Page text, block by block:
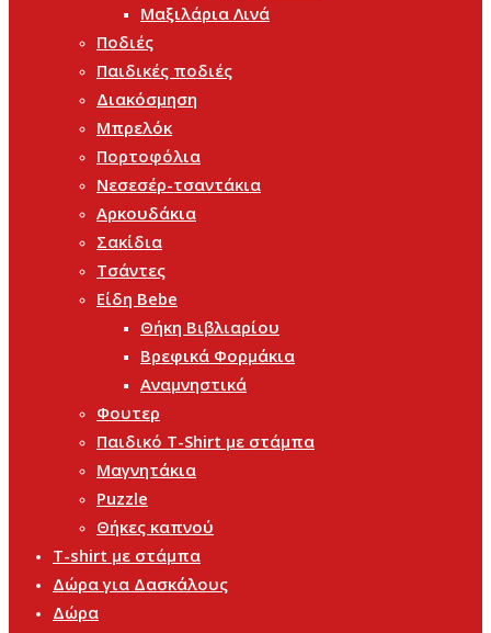
Μαξιλάρια Λινά
Ποδιές
Παιδικές ποδιές
Διακόσμηση
Μπρελόκ
Πορτοφόλια
Νεσεσέρ-τσαντάκια
Αρκουδάκια
Σακίδια
Τσάντες
Είδη Bebe
Θήκη Βιβλιαρίου
Βρεφικά Φορμάκια
Αναμνηστικά
Φουτερ
Παιδικό T-Shirt με στάμπα
Μαγνητάκια
Puzzle
Θήκες καπνού
T-shirt με στάμπα
Δώρα για Δασκάλους
Δώρα